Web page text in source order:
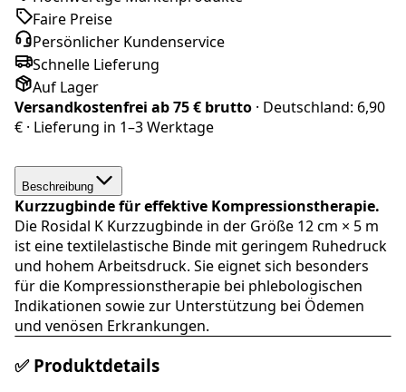
Faire Preise
Persönlicher Kundenservice
Schnelle Lieferung
Auf Lager
Versandkostenfrei ab75 € brutto · Deutschland: 6,90
€ · Lieferung in 1–3 Werktage
Beschreibung
Kurzzugbinde für effektive Kompressionstherapie.
Die Rosidal K Kurzzugbinde in der Größe 12 cm × 5 m
ist eine textilelastische Binde mit geringem Ruhedruck
und hohem Arbeitsdruck. Sie eignet sich besonders
für die Kompressionstherapie bei phlebologischen
Indikationen sowie zur Unterstützung bei Ödemen
und venösen Erkrankungen.
✅ Produktdetails